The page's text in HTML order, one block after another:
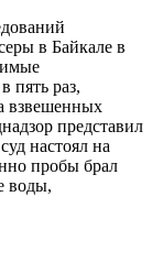
в Байкале в
пять раз,
взвешенных
представил
настоял на
пробы брал
воды,